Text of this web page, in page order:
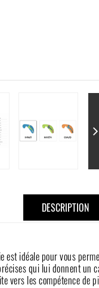
DESCRIPTION
est idéale pour vous
qui lui donnent
vers les compétence de